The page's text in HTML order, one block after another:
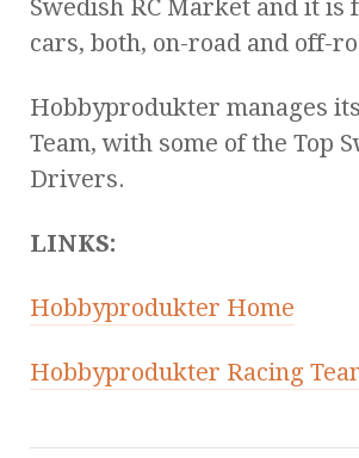
Swedish RC Market and it is
cars, both, on-road and off-
Hobbyprodukter manages
Team, with some of the Top
Drivers.
LINKS:
Hobbyprodukter Home
Hobbyprodukter Racing